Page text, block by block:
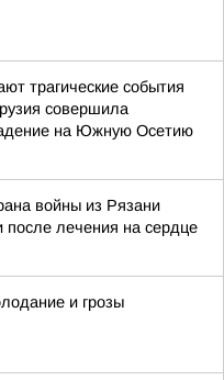
трагические события
совершила
на Южную Осетию
войны из Рязани
после лечения на сердце
и грозы